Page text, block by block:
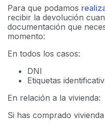
Para que podamos
recibir la devolución
documentación que
momento:
En todos los casos:
DNI
Etiquetas
En relación a la vivienda:
Si has comprado